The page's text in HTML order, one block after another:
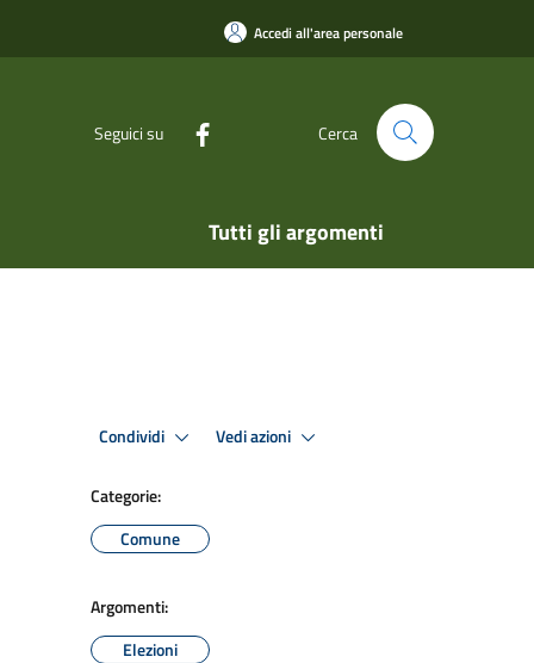
Accedi all'area personale
Seguici su Cerca
Tutti gli argomenti
Condividi Vedi azioni
Categorie:
Comune
Argomenti:
Elezioni